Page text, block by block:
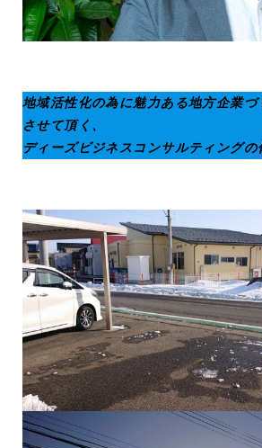
地域活性化の為に魅力ある地方企業
させて頂く、
ディーズビジネスコンサルティングの